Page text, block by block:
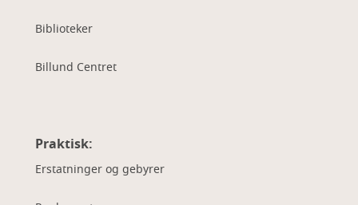
Biblioteker
Billund Centret
Praktisk:
Erstatninger og gebyrer